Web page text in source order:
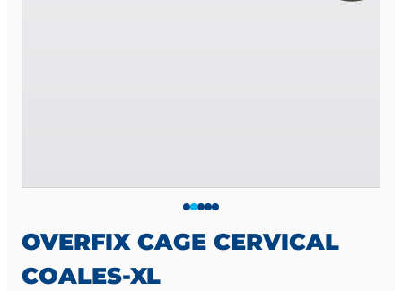
OVERFIX CAGE CERVICAL
COALES-XL